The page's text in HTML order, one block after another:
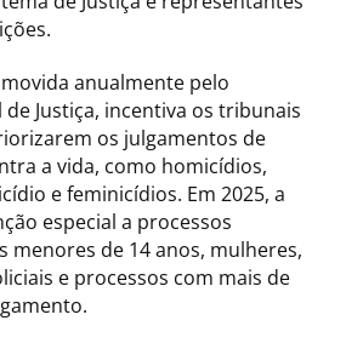
anualmente pelo
Justiça, incentiva os tribunais
os julgamentos de
a vida, como homicídios,
e feminicídios. Em 2025, a
especial a processos
menores de 14 anos, mulheres,
e processos com mais de